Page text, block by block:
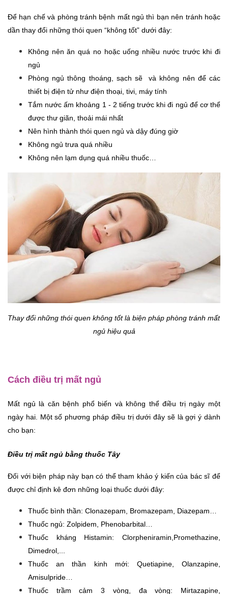
Để hạn chế và phòng tránh bệnh mất ngủ thì bạn nên tránh hoặc
dần thay đổi những thói quen “không tốt” dưới đây:
Không nên ăn quá no hoặc uống nhiều nước trước khi đi
ngủ
Phòng ngủ thông thoáng, sạch sẽ  và không nên để các
thiết bị điện tử như điện thoại, tivi, máy tính
Tắm nước ấm khoảng 1 - 2 tiếng trước khi đi ngủ để cơ thể
được thư giãn, thoải mái nhất
Nên hình thành thói quen ngủ và dậy đúng giờ
Không ngủ trưa quá nhiều
Không nên lạm dụng quá nhiều thuốc…
Thay đổi những thói quen không tốt là biện pháp phòng tránh mất
ngủ hiệu quả
Cách điều trị mất ngủ
Mất ngủ là căn bệnh phổ biến và không thể điều trị ngày một
ngày hai. Một số phương pháp điều trị dưới đây sẽ là gợi ý dành
cho bạn:
Điều trị mất ngủ bằng thuốc Tây
Đối với biện pháp này bạn có thể tham khảo ý kiến của bác sĩ để
được chỉ định kê đơn những loại thuốc dưới đây:
Thuốc bình thần: Clonazepam, Bromazepam, Diazepam…
Thuốc ngủ: Zolpidem, Phenobarbital…
Thuốc kháng Histamin: Clorpheniramin,Promethazine,
Dimedrol,...
Thuốc an thần kinh mới: Quetiapine, Olanzapine,
Amisulpride…
Thuốc trầm cảm 3 vòng, đa vòng: Mirtazapine,